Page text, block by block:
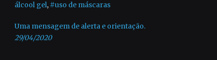
álcool gel, #uso de máscaras
Uma mensagem de alerta e orientação.
29/04/2020